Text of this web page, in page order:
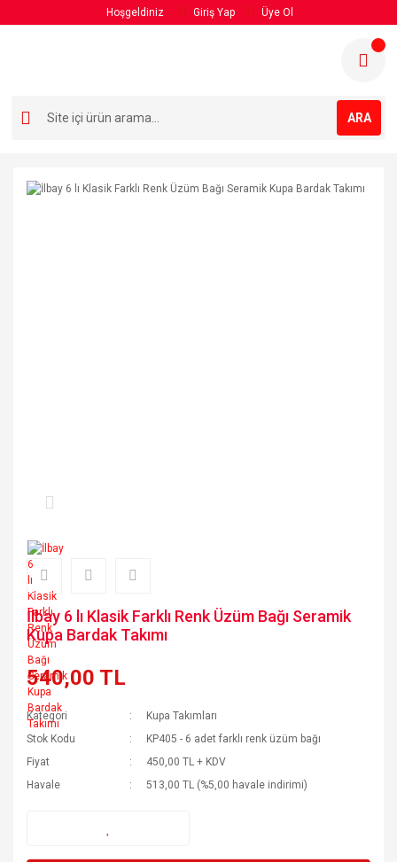
Hoşgeldiniz Giriş Yap Üye Ol
ARA
İlbay 6 lı Klasik Farklı Renk Üzüm Bağı Seramik
Kupa Bardak Takımı
540,00 TL
Kategori
Kupa Takımları
Stok Kodu
KP405 - 6 adet farklı renk üzüm bağı
Fiyat
450,00 TL + KDV
Havale
513,00 TL (%5,00 havale indirimi)